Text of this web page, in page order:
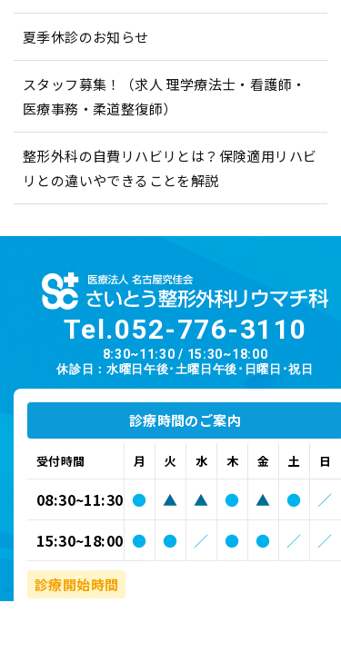
夏季休診のお知らせ
スタッフ募集！（求人 理学療法士・看護師・
医療事務・柔道整復師）
整形外科の自費リハビリとは？保険適用リハビ
リとの違いやできることを解説
Tel.052-776-3110
8:30~11:30 / 15:30~18:00
休診日：水曜日午後･土曜日午後･日曜日･祝日
診療時間のご案内
受付時間 月 火 水 木 金 土 日
08:30~11:30 ● ▲ ▲ ● ▲ ●
／
15:30~18:00 ● ● ／ ● ● ／ ／
診療開始時間